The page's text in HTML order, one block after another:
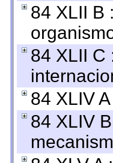
84 XLII B
84 XLII C
84 XLIV
84 XLIV